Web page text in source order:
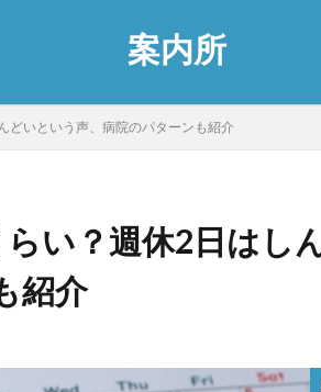
案内所
どいという声、病院のパターンも紹介
い？週休2日はし
紹介